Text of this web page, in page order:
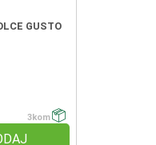
GUSTO
3kom